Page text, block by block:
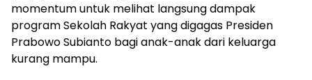
momentum untuk melihat langsung dampak
program Sekolah Rakyat yang digagas Presiden
Prabowo Subianto bagi anak-anak dari keluarga
kurang mampu.